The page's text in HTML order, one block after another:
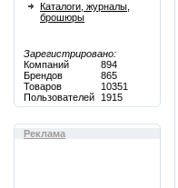
Каталоги, журналы,
брошюры
Зарегистрировано:
Компаний
894
Брендов
865
Товаров
10351
Пользователей
1915
Реклама